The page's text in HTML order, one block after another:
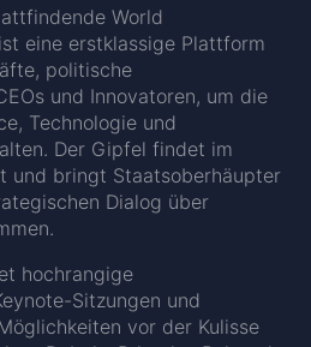
World
eine erstklassige Plattform
politische
und Innovatoren, um die
Technologie und
Der Gipfel findet im
und bringt Staatsoberhäupter
Dialog über
hochrangige
Sitzungen und
vor der Kulisse